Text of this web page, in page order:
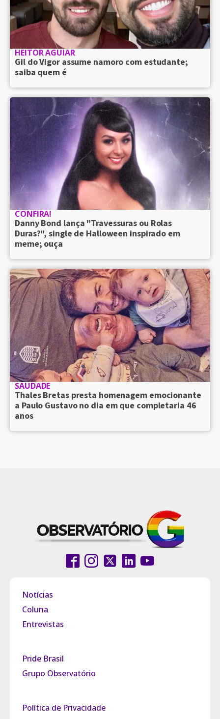
HEITOR AGUIAR
Gil do Vigor assume namoro com estudante;
saiba quem é
CONFIRA!
Danny Bond lança "Travessuras ou Rolas
Duras?", single de Halloween inspirado em
meme; ouça
SAUDADE
Thales Bretas presta homenagem emocionante
a Paulo Gustavo no dia em que completaria 46
anos
Notícias
Coluna
Entrevistas
Pride Brasil
Grupo Observatório
Política de Privacidade